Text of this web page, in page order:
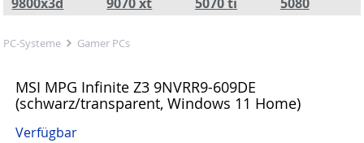
PC-Systeme Gamer PCs
MSI MPG Infinite Z3 9NVRR9-609DE
(schwarz/transparent, Windows 11 Home)
Verfügbar